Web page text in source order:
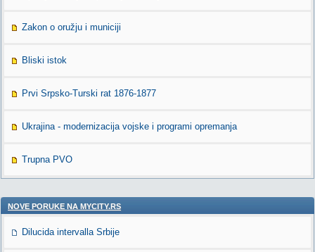
Zakon o oružju i municiji
Bliski istok
Prvi Srpsko-Turski rat 1876-1877
Ukrajina - modernizacija vojske i programi opremanja
Trupna PVO
NOVE PORUKE NA MYCITY.RS
Dilucida intervalla Srbije